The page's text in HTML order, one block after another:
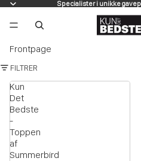
Specialister i unikke
Frontpage
FILTRER
Kun
Det
Bedste
-
Toppen
af
Summerbird